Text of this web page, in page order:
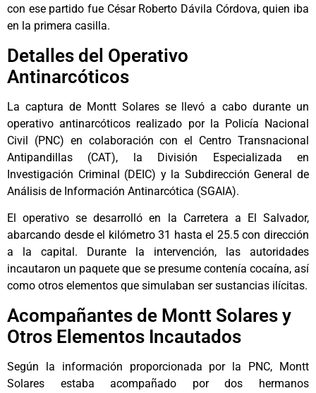
con ese partido fue César Roberto Dávila Córdova, quien iba
en la primera casilla.
Detalles del Operativo
Antinarcóticos
La captura de Montt Solares se llevó a cabo durante un
operativo antinarcóticos realizado por la Policía Nacional
Civil (PNC) en colaboración con el Centro Transnacional
Antipandillas (CAT), la División Especializada en
Investigación Criminal (DEIC) y la Subdirección General de
Análisis de Información Antinarcótica (SGAIA).
El operativo se desarrolló en la Carretera a El Salvador,
abarcando desde el kilómetro 31 hasta el 25.5 con dirección
a la capital. Durante la intervención, las autoridades
incautaron un paquete que se presume contenía cocaína, así
como otros elementos que simulaban ser sustancias ilícitas.
Acompañantes de Montt Solares y
Otros Elementos Incautados
Según la información proporcionada por la PNC, Montt
Solares estaba acompañado por dos hermanos